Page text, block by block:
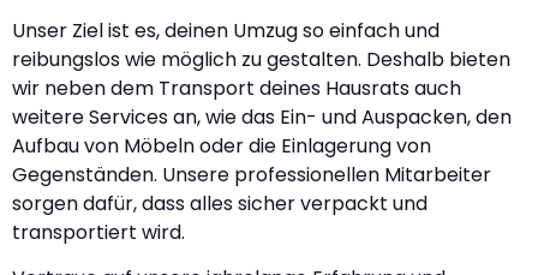
Unser Ziel ist es, deinen Umzug so einfach und
reibungslos wie möglich zu gestalten. Deshalb bieten
wir neben dem Transport deines Hausrats auch
weitere Services an, wie das Ein- und Auspacken, den
Aufbau von Möbeln oder die Einlagerung von
Gegenständen. Unsere professionellen Mitarbeiter
sorgen dafür, dass alles sicher verpackt und
transportiert wird.